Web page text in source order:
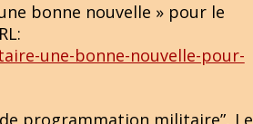
bonne nouvelle » pour le
une-bonne-nouvelle-pour-
programmation militaire”, Le